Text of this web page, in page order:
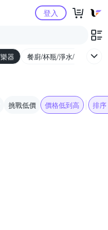
Yahoo購物中心登入
器 餐廚/杯瓶/淨水/寵物
挑戰低價 價格低到高 排序